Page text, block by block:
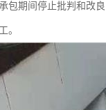
包期间停止批判和改
。